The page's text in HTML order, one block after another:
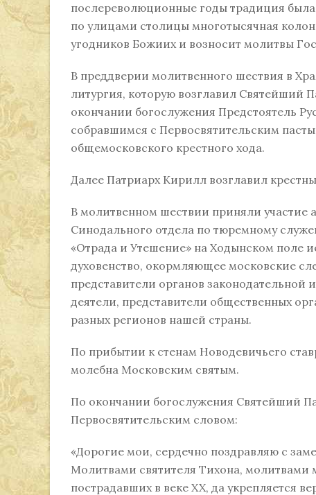
послереволюционные годы традиция
по улицами столицы многотысячная
угодников Божиих и возносит молитвы
В преддверии молитвенного шествия в
литургия, которую возглавил Святейший
окончании богослужения Предстоятель
собравшимся с Первосвятительским
общемосковского крестного хода.
Далее Патриарх Кирилл возглавил
В молитвенном шествии приняли участие
Синодального отдела по тюремному
«Отрада и Утешение» на Ходынском поле
духовенство, окормляющее московские
представители органов
деятели, представители общественных
разных регионов нашей страны.
По прибытии к стенам Новодевичьего
молебна Московским святым.
По окончании богослужения Святейший
Первосвятительским словом:
«Дорогие мои, сердечно поздравляю с
Молитвами святителя Тихона,
пострадавших в веке XX, да укрепляется